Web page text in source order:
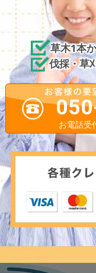
草木1本
伐採・草
お電話受